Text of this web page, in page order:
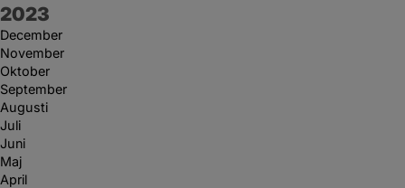
År:
2023
December
November
Oktober
September
Augusti
Juli
Juni
Maj
April